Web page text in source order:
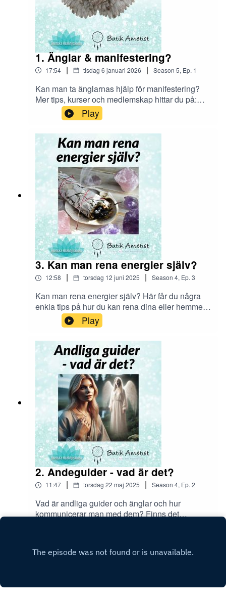
1. Änglar & manifestering?
17:54 | tisdag 6 januari 2026 | Season 5, Ep. 1
Kan man ta änglarnas hjälp för manifestering?
Mer tips, kurser och medlemskap hittar du på:
www.svenskahealingskolan.se
Play
3. Kan man rena energier själv?
12:58 | torsdag 12 juni 2025 | Season 4, Ep. 3
Kan man rena energier själv? Här får du några
enkla tips på hur du kan rena dina eller hemmets
energier själv. Mer info hittar du på
www.butikametist.se samt
www.svenskahealingskolan.se
Play
2. Andeguider - vad är det?
11:47 | torsdag 22 maj 2025 | Season 4, Ep. 2
Vad är andliga guider och änglar och hur
kommunicerar man med dem? Finns det